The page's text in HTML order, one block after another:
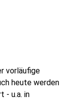
vorläufige
heute werden
- u.a. in